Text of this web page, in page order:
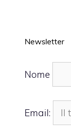
Newsletter
Nome
Email: